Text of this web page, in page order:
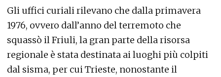
Gli uffici curiali rilevano che dalla primavera
1976, ovvero dall’anno del terremoto che
squassò il Friuli, la gran parte della risorsa
regionale è stata destinata ai luoghi più colpiti
dal sisma, per cui Trieste, nonostante il